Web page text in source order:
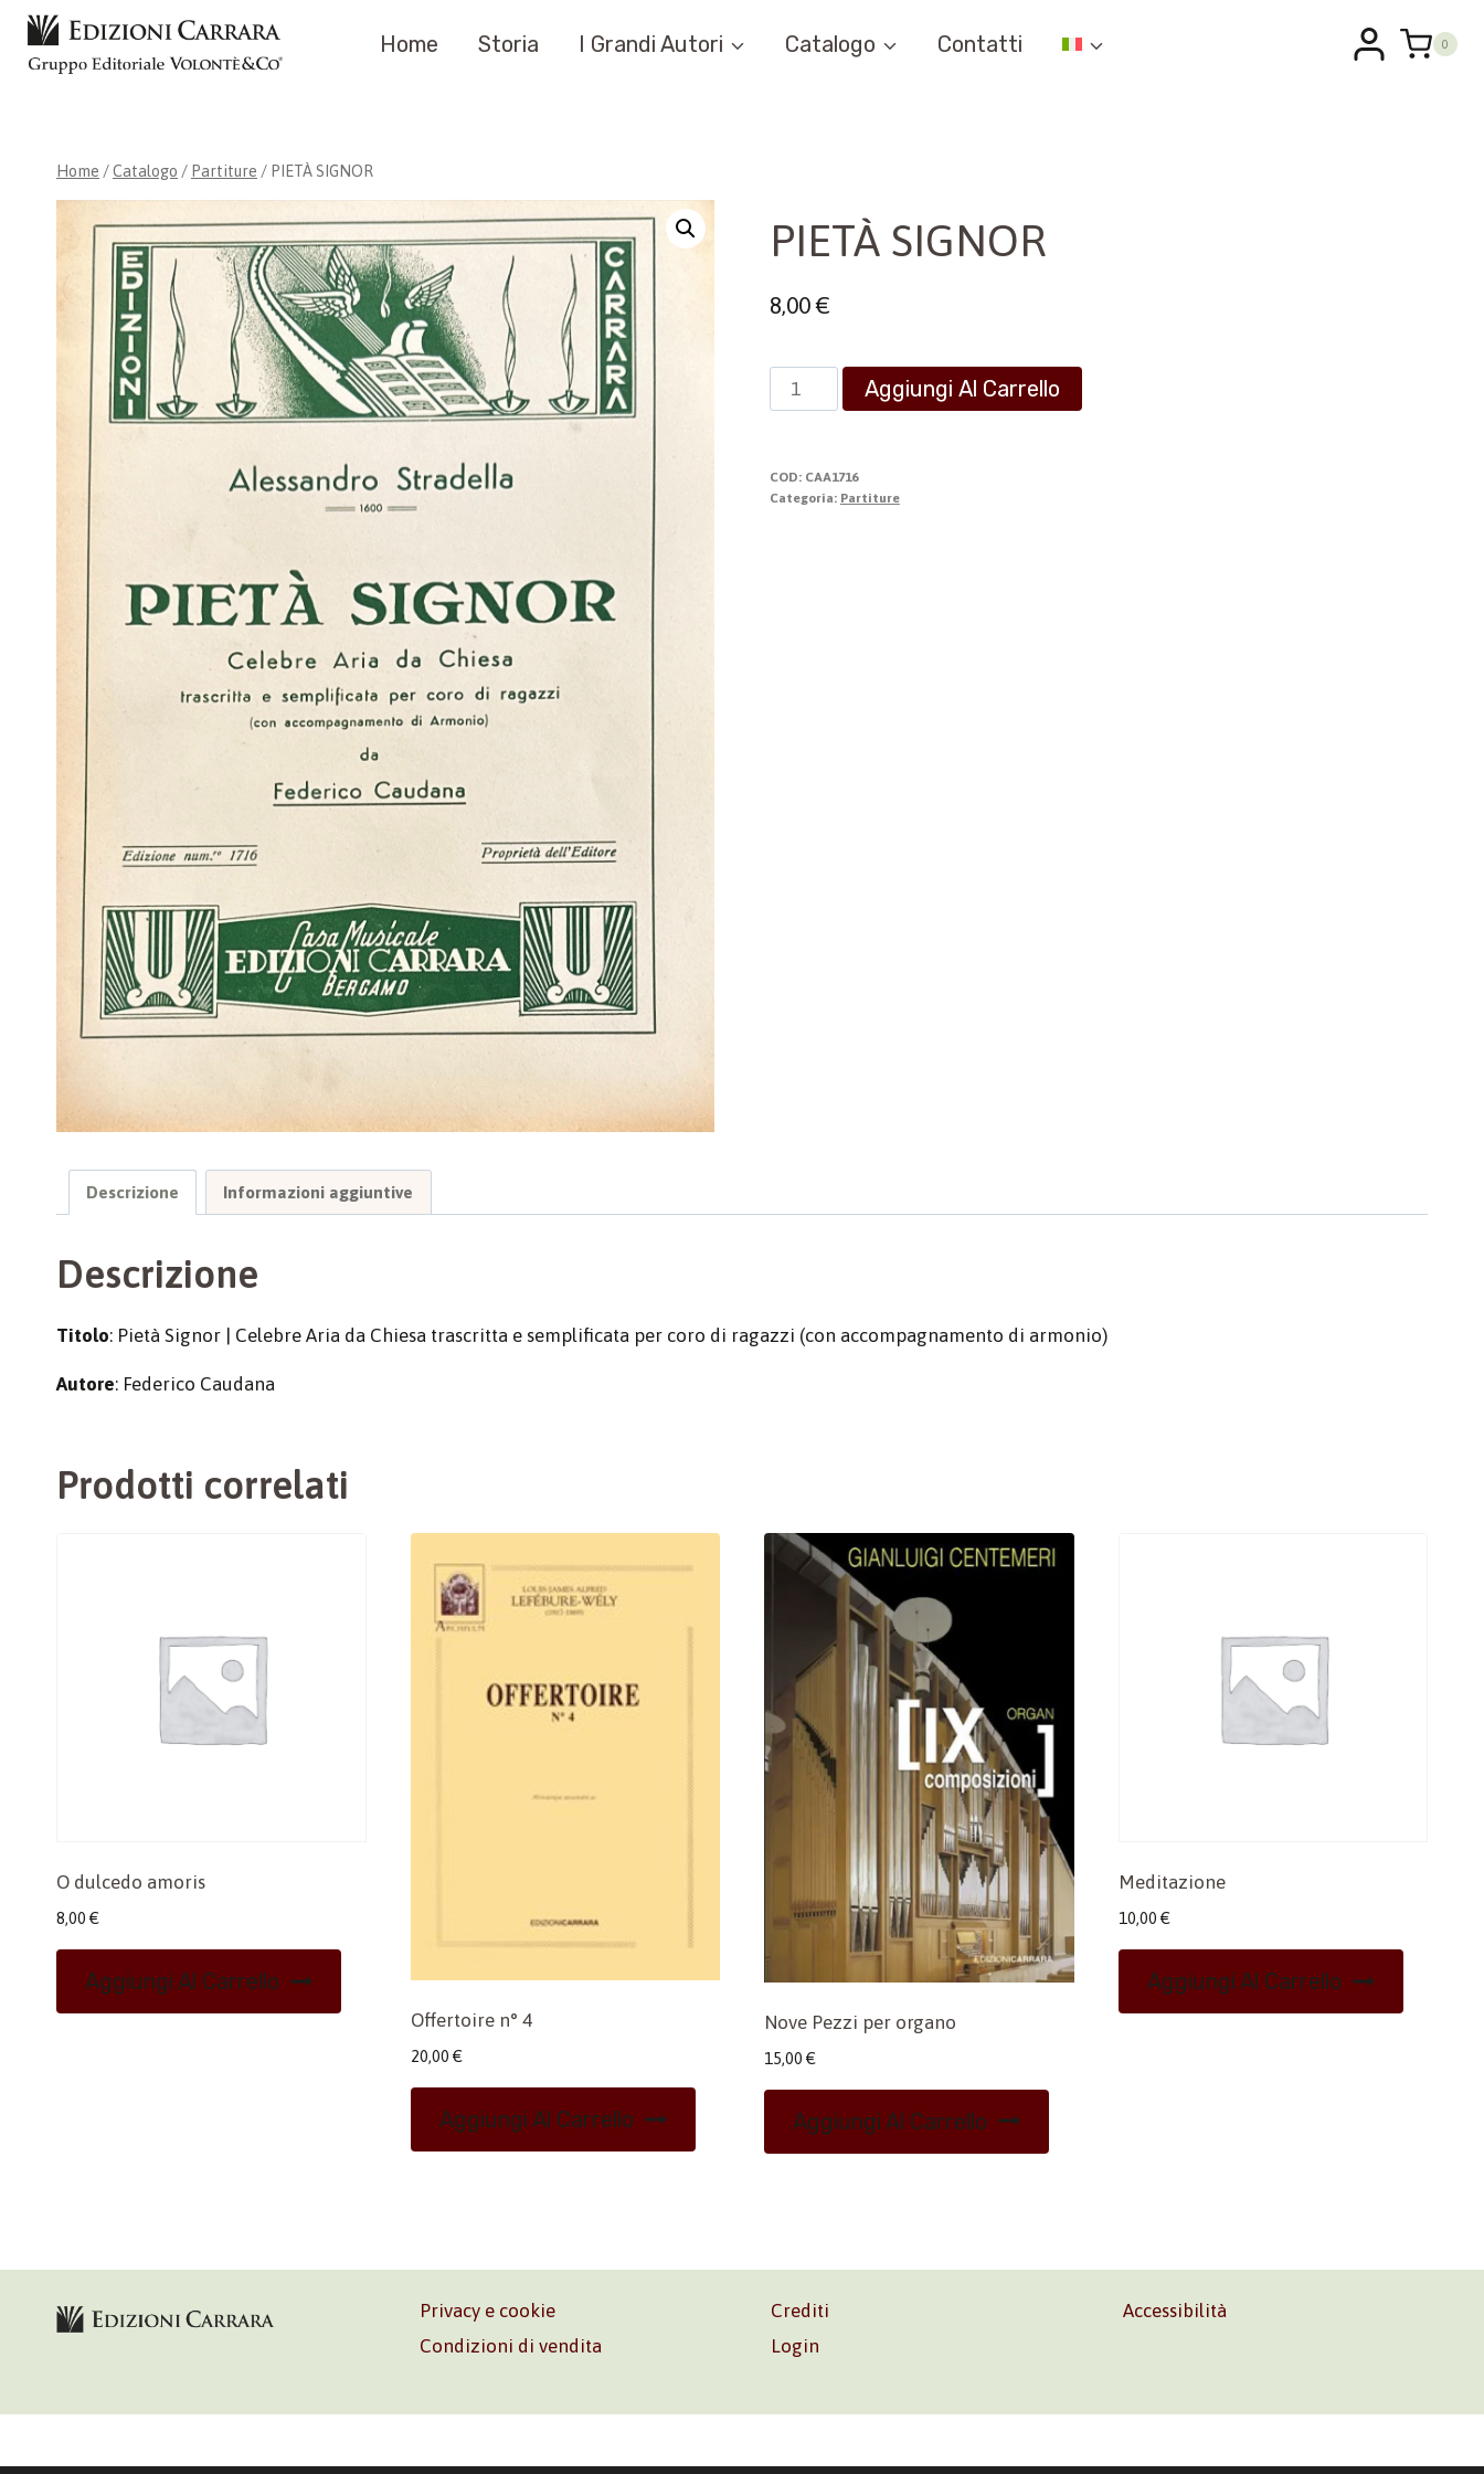
Salta
contenuto
Home Storia I Grandi Autori Catalogo Contatti 0
Home /Catalogo / Partiture / PIETÀ SIGNOR
PIETÀ SIGNOR
8,00€
PIETÀ
SIGNOR
Aggiungi Al Carrello
COD: CAA1716
Categoria: Partiture
Descrizione Informazioni aggiuntive
Descrizione
Titolo: Pietà Signor | Celebre Aria da Chiesa trascritta e semplificata per coro di ragazzi (con accompagnamento di armonio)
Autore: Federico Caudana
Prodotti correlati
O dulcedo amoris
8,00 €
Aggiungi Al Carrello
Offertoire n° 4
20,00 €
Aggiungi Al Carrello
Nove Pezzi per organo
15,00 €
Aggiungi Al Carrello
Meditazione
10,00 €
Aggiungi Al Carrello
Privacy e cookie
Condizioni di vendita
Crediti
Login
Accessibilità